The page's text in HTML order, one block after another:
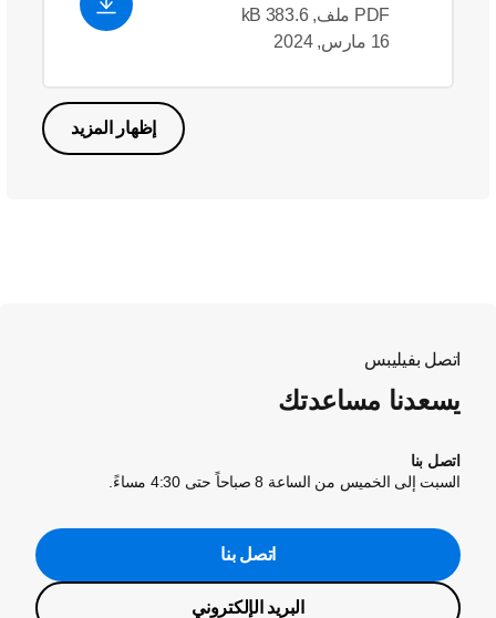
PDF ملف, 383.6 kB
16 مارس, 2024
إظهار المزيد
اتصل بفيليبس
يسعدنا مساعدتك
اتصل بنا
السبت إلى الخميس من الساعة 8 صباحاً حتى 4:30 مساءً.
اتصل بنا
البريد الإلكتروني